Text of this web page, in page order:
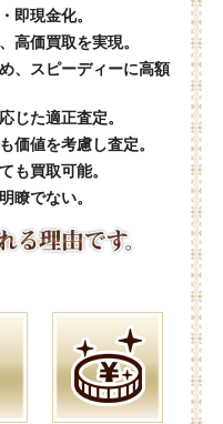
即現金化。
高価買取を実現。
、スピーディーに高額
じた適正査定。
価値を考慮し査定。
も買取可能。
瞭でない。